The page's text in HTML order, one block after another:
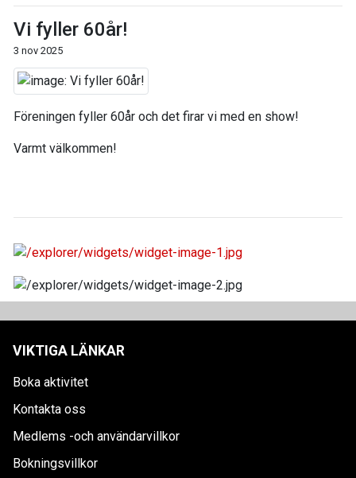
Vi fyller 60år!
3 nov 2025
Föreningen fyller 60år och det firar vi med en show!
Varmt välkommen!
VIKTIGA LÄNKAR
Boka aktivitet
Kontakta oss
Medlems -och användarvillkor
Bokningsvillkor